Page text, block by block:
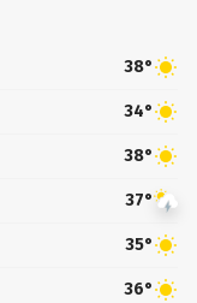
38°
34°
38°
37°
35°
36°